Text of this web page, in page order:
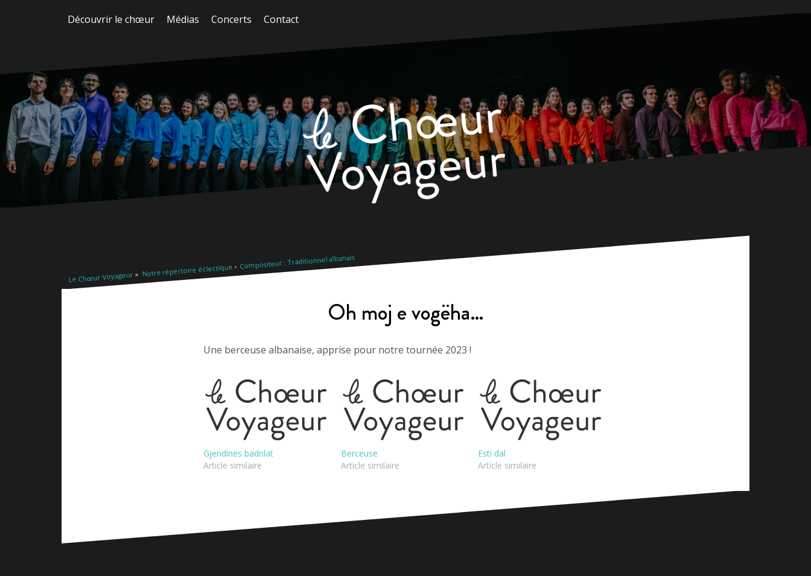
Découvrir le chœur Médias Concerts Contact
Le Chœur Voyageur Notre répertoire éclectique Compositeur : Traditionnel albanais
Oh moj e vogëha…
Une berceuse albanaise, apprise pour notre tournée 2023 !
Gjendines badnlat
Article similaire
Berceuse
Article similaire
Esti dal
Article similaire